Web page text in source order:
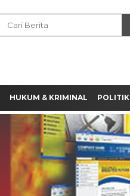
HUKUM & KRIMINAL POLITIK